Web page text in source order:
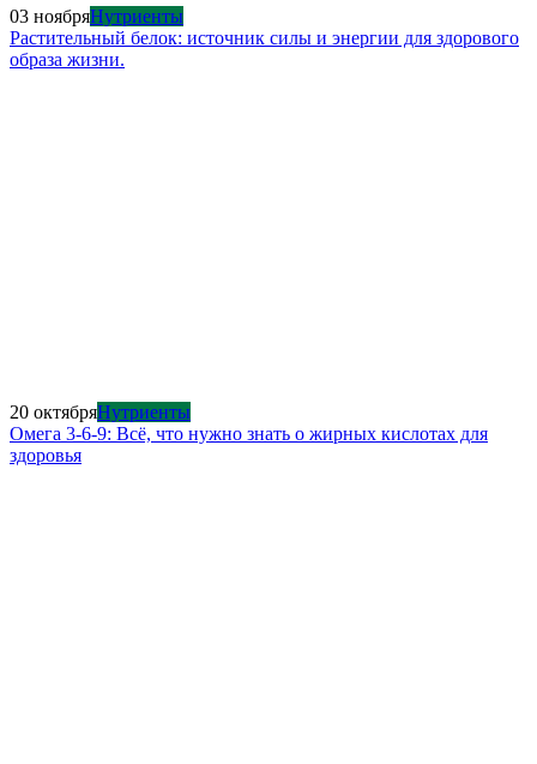
03 ноябряНутриенты
Растительный белок: источник силы и энергии для здорового
образа жизни.
20 октябряНутриенты
Омега 3-6-9: Всё, что нужно знать о жирных кислотах для
здоровья